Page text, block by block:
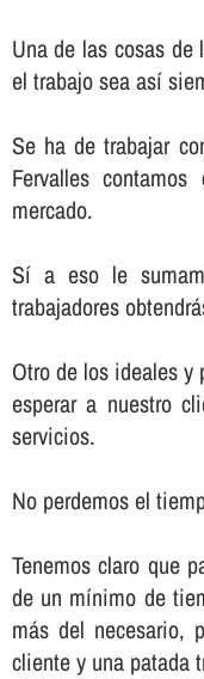
Una de las cosas de
el trabajo sea así­
Se ha de trabajar
Fervalles
mercado.
Sí­ a eso le
trabajadores
Otro de los ideales y
esperar a nuestro
servicios.
No perdemos el
Tenemos claro que
de un mí­nimo de
más del necesario,
cliente y una patada